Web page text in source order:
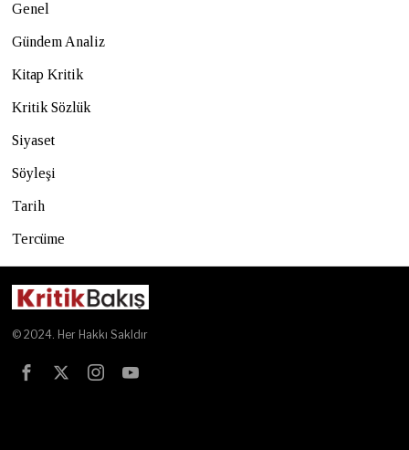
Genel
Gündem Analiz
Kitap Kritik
Kritik Sözlük
Siyaset
Söyleşi
Tarih
Tercüme
© 2024. Her Hakkı Sakldır